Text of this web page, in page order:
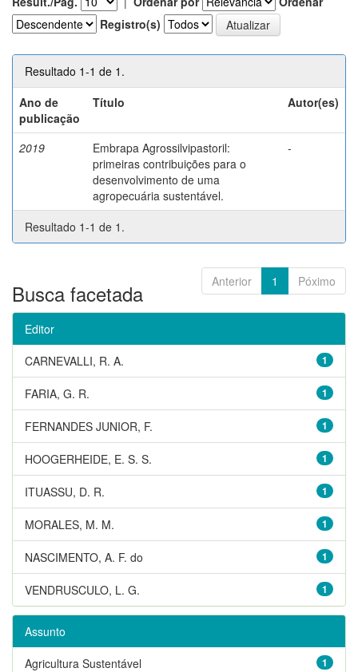
Registro(s)
Resultado 1-1 de 1.
Ano de
publicação
Título Autor(es)
2019
Embrapa Agrossilvipastoril:
primeiras contribuições para o
desenvolvimento de uma
agropecuária sustentável.
-
Resultado 1-1 de 1.
Anterior 1 Póximo
Busca facetada
Editor
1
CARNEVALLI, R. A.
1
FARIA, G. R.
1
FERNANDES JUNIOR, F.
1
HOOGERHEIDE, E. S. S.
1
ITUASSU, D. R.
1
MORALES, M. M.
1
NASCIMENTO, A. F. do
1
VENDRUSCULO, L. G.
Assunto
1
Agricultura Sustentável